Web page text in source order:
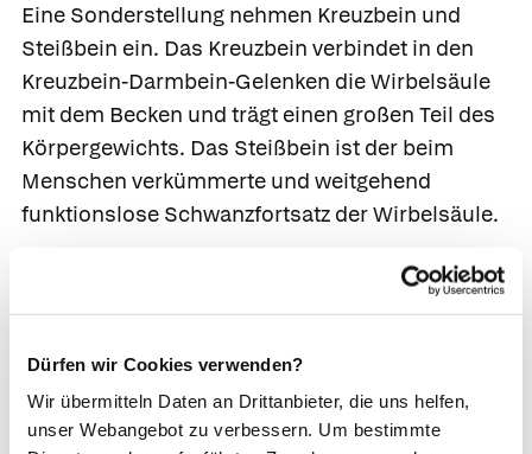
Dürfen wir Cookies verwenden?
Wir übermitteln Daten an Drittanbieter, die uns helfen,
unser Webangebot zu verbessern. Um bestimmte
Eine Sonderstellung nehmen Kreuzbein und
Steißbein ein. Das Kreuzbein verbindet in den
Kreuzbein-Darmbein-Gelenken die Wirbelsäule
mit dem Becken und trägt einen großen Teil des
Körpergewichts. Das Steißbein ist der beim
Menschen verkümmerte und weitgehend
funktionslose Schwanzfortsatz der Wirbelsäule.
ist immer gleich: Als
seiner Deck- und Grundplatte, von einer harten
Knochenschicht umgeben ist, im Inneren
dagegen aus weichem, schwammartigen